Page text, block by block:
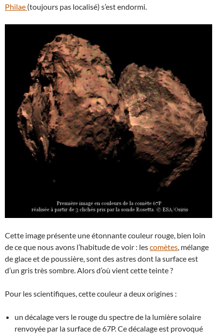
Philae (toujours pas localisé) s’est endormi.
Cette image présente une étonnante couleur rouge, bien loin
de ce que nous avons l’habitude de voir : lescomètes, mélange
de glace et de poussière, sont des astres dont la surface est
d’un gris très sombre. Alors d’où vient cette teinte ?
Pour les scientifiques, cette couleur a deux origines :
un décalage vers le rouge du spectre de la lumière solaire
renvoyée par la surface de 67P. Ce décalage est provoqué